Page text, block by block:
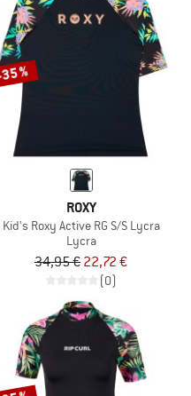
%
ROXY
Kid's Roxy Active RG S/S Lycra
Lycra
34,95 € 22,72 €
(0)